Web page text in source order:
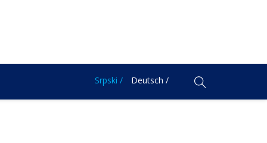
Srpski / Deutsch /